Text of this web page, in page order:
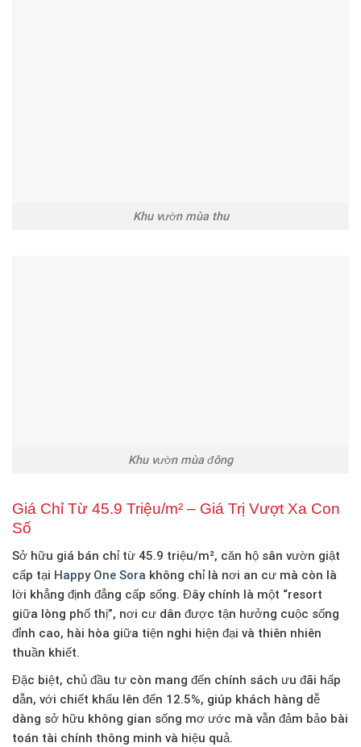
Khu vườn mùa thu
Khu vườn mùa đông
Giá Chỉ Từ 45.9 Triệu/m² – Giá Trị Vượt Xa Con
Số
Sở hữu giá bán chỉ từ 45.9 triệu/m², căn hộ sân vườn giật
cấp tại Happy One Sora không chỉ là nơi an cư mà còn là
lời khẳng định đẳng cấp sống. Đây chính là một “resort
giữa lòng phố thị”, nơi cư dân được tận hưởng cuộc sống
đỉnh cao, hài hòa giữa tiện nghi hiện đại và thiên nhiên
thuần khiết.
Đặc biệt, chủ đầu tư còn mang đến chính sách ưu đãi hấp
dẫn, với chiết khấu lên đến 12.5%, giúp khách hàng dễ
dàng sở hữu không gian sống mơ ước mà vẫn đảm bảo bài
toán tài chính thông minh và hiệu quả.